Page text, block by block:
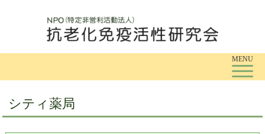
MENU
シティ薬局